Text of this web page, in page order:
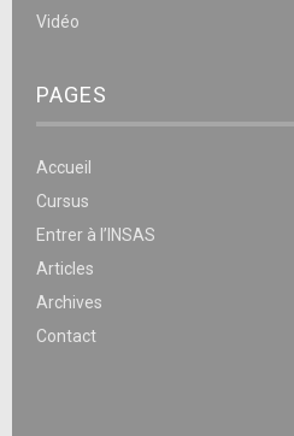
Vidéo
PAGES
Accueil
Cursus
Entrer à l’INSAS
Articles
Archives
Contact